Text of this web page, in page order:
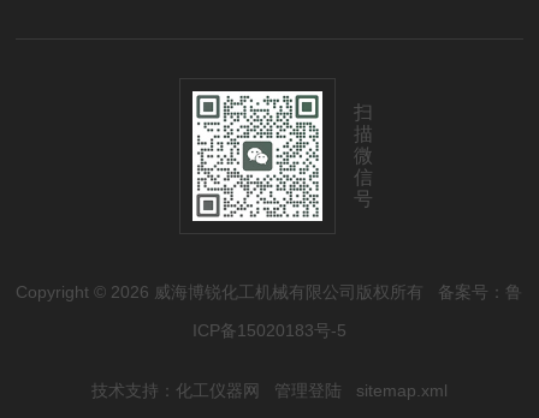
扫
描
微
信
号
Copyright © 2026 威海博锐化工机械有限公司版权所有 备案号：鲁
ICP备15020183号-5
技术支持： 化工仪器网 管理登陆 sitemap.xml